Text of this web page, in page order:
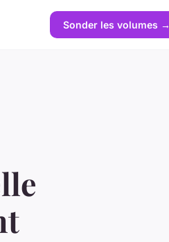
Sonder les volumes →